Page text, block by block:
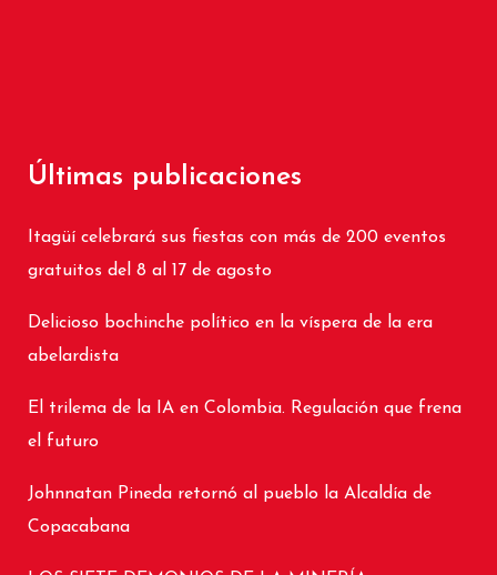
Últimas publicaciones
Itagüí celebrará sus fiestas con más de 200 eventos
gratuitos del 8 al 17 de agosto
Delicioso bochinche político en la víspera de la era
abelardista
El trilema de la IA en Colombia. Regulación que frena
el futuro
Johnnatan Pineda retornó al pueblo la Alcaldía de
Copacabana